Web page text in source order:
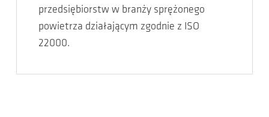
przedsiębiorstw w branży sprężonego
powietrza działającym zgodnie z ISO
22000.